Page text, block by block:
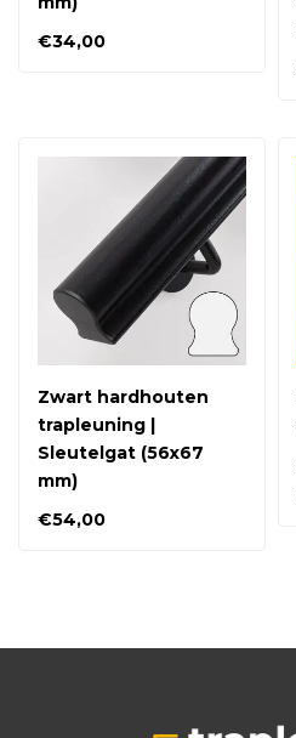
€34,00
Zwart hardhouten
trapleuning |
Sleutelgat (56x67
mm)
€54,00